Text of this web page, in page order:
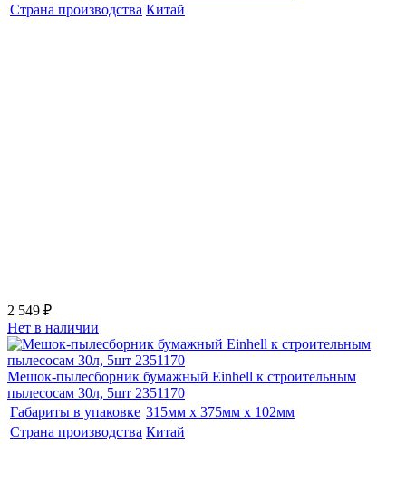
Страна производства Китай
2 549 ₽
Нет в наличии
Мешок-пылесборник бумажный Einhell к строительным
пылесосам 30л, 5шт 2351170
Габариты в упаковке 315мм x 375мм x 102мм
Страна производства Китай